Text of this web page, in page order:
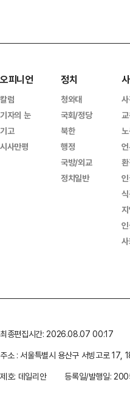
오피니언
칼럼
기자의 눈
기고
시사만평
정치
청와대
국회/정당
북한
행정
국방/외교
정치일반
최종편집시간: 2026.08.07 00:17
주소 : 서울특별시 용산구 서빙고로 17,
제호: 데일리안
등록일/발행일: